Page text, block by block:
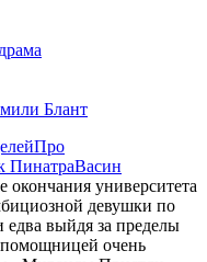
Блант
Про
ПинатраВасин
окончания университета
девушки по
едва выйдя за пределы
помощницей очень